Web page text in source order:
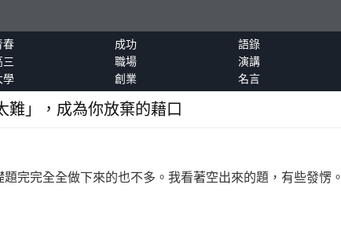
春 成功 語錄
三 職場 演講
學 創業 名言
難」，成為你放棄的藉口
完全全做下來的也不多。我看著空出來的題，有些發愣。